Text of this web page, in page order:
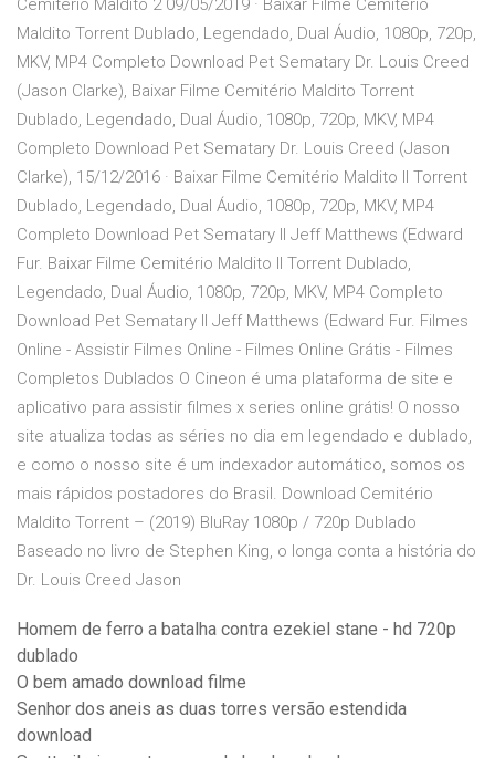
Cemitério Maldito 2 09/05/2019 · Baixar Filme Cemitério
Maldito Torrent Dublado, Legendado, Dual Áudio, 1080p, 720p,
MKV, MP4 Completo Download Pet Sematary Dr. Louis Creed
(Jason Clarke), Baixar Filme Cemitério Maldito Torrent
Dublado, Legendado, Dual Áudio, 1080p, 720p, MKV, MP4
Completo Download Pet Sematary Dr. Louis Creed (Jason
Clarke), 15/12/2016 · Baixar Filme Cemitério Maldito II Torrent
Dublado, Legendado, Dual Áudio, 1080p, 720p, MKV, MP4
Completo Download Pet Sematary II Jeff Matthews (Edward
Fur. Baixar Filme Cemitério Maldito II Torrent Dublado,
Legendado, Dual Áudio, 1080p, 720p, MKV, MP4 Completo
Download Pet Sematary II Jeff Matthews (Edward Fur. Filmes
Online - Assistir Filmes Online - Filmes Online Grátis - Filmes
Completos Dublados O Cineon é uma plataforma de site e
aplicativo para assistir filmes x series online grátis! O nosso
site atualiza todas as séries no dia em legendado e dublado,
e como o nosso site é um indexador automático, somos os
mais rápidos postadores do Brasil. Download Cemitério
Maldito Torrent – (2019) BluRay 1080p / 720p Dublado
Baseado no livro de Stephen King, o longa conta a história do
Dr. Louis Creed Jason
Homem de ferro a batalha contra ezekiel stane - hd 720p
dublado
O bem amado download filme
Senhor dos aneis as duas torres versão estendida
download